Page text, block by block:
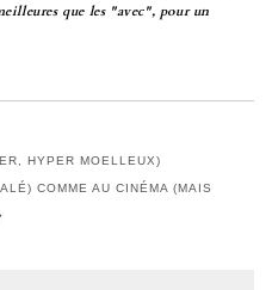
que les "avec", pour un
HYPER MOELLEUX)
COMME AU CINÉMA (MAIS